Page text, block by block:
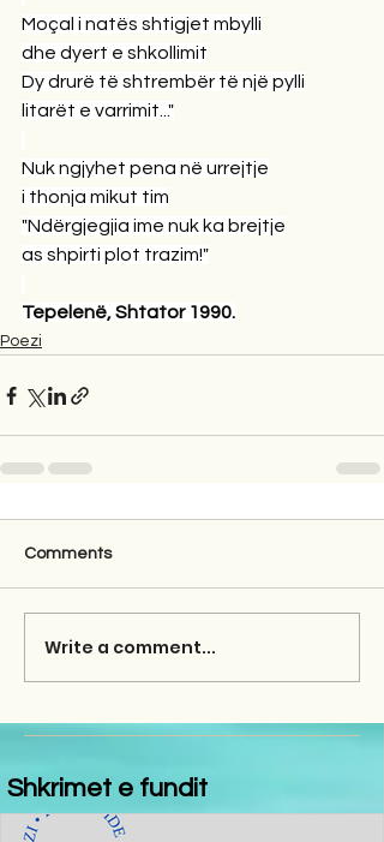
Moçal i natës shtigjet mbylli
dhe dyert e shkollimit
Dy drurë të shtrembër të një pylli
litarët e varrimit..."
Nuk ngjyhet pena në urrejtje
i thonja mikut tim
"Ndërgjegjia ime nuk ka brejtje
as shpirti plot trazim!"
Tepelenë, Shtator 1990.
Poezi
Comments
Write a comment...
Shkrimet e fundit